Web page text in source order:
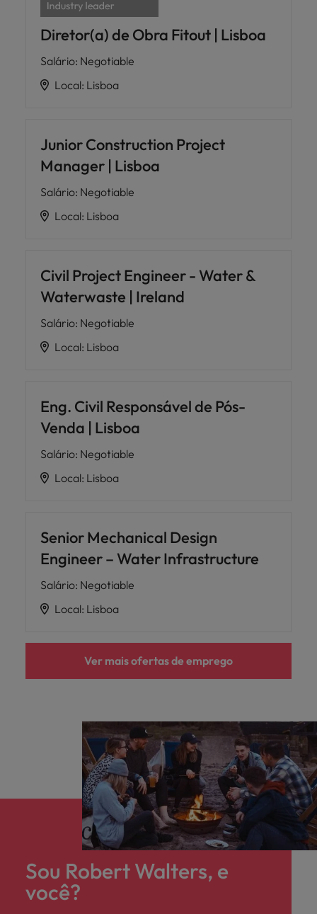
Diretor(a) de Obra Fitout | Lisboa
Salário: Negotiable
Local: Lisboa
Junior Construction Project
Manager | Lisboa
Salário: Negotiable
Local: Lisboa
Civil Project Engineer - Water &
Waterwaste | Ireland
Salário: Negotiable
Local: Lisboa
Eng. Civil Responsável de Pós-
Venda | Lisboa
Salário: Negotiable
Local: Lisboa
Senior Mechanical Design
Engineer – Water Infrastructure
Salário: Negotiable
Local: Lisboa
Ver mais ofertas de emprego
Sou Robert Walters, e
você?